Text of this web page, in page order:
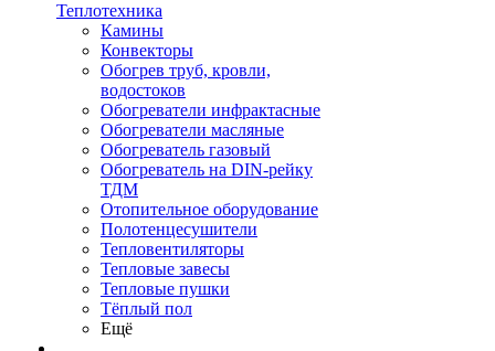
Теплотехника
Камины
Конвекторы
Обогрев труб, кровли,
водостоков
Обогреватели инфрактасные
Обогреватели масляные
Обогреватель газовый
Обогреватель на DIN-рейку
ТДМ
Отопительное оборудование
Полотенцесушители
Тепловентиляторы
Тепловые завесы
Тепловые пушки
Тёплый пол
Ещё